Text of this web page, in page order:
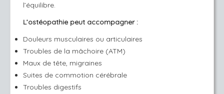
l’équilibre.
L’ostéopathie peut accompagner :
Douleurs musculaires ou articulaires
Troubles de la mâchoire (ATM)
Maux de tête, migraines
Suites de commotion cérébrale
Troubles digestifs